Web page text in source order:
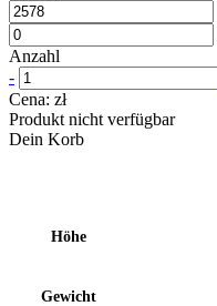
Anzahl
-
Cena: zł
Produkt nicht verfügbar
Dein Korb
Höhe
Gewicht